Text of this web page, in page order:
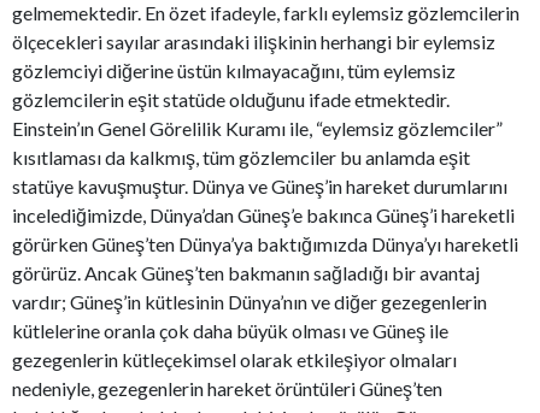
gelmemektedir. En özet ifadeyle, farklı eylemsiz gözlemcilerin
ölçecekleri sayılar arasındaki ilişkinin herhangi bir eylemsiz
gözlemciyi diğerine üstün kılmayacağını, tüm eylemsiz
gözlemcilerin eşit statüde olduğunu ifade etmektedir.
Einstein’ın Genel Görelilik Kuramı ile, “eylemsiz gözlemciler”
kısıtlaması da kalkmış, tüm gözlemciler bu anlamda eşit
statüye kavuşmuştur. Dünya ve Güneş’in hareket durumlarını
incelediğimizde, Dünya’dan Güneş’e bakınca Güneş’i hareketli
görürken Güneş’ten Dünya’ya baktığımızda Dünya’yı hareketli
görürüz. Ancak Güneş’ten bakmanın sağladığı bir avantaj
vardır; Güneş’in kütlesinin Dünya’nın ve diğer gezegenlerin
kütlelerine oranla çok daha büyük olması ve Güneş ile
gezegenlerin kütleçekimsel olarak etkileşiyor olmaları
nedeniyle, gezegenlerin hareket örüntüleri Güneş’ten